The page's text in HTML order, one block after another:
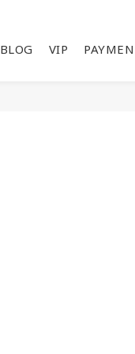
BLOG VIP